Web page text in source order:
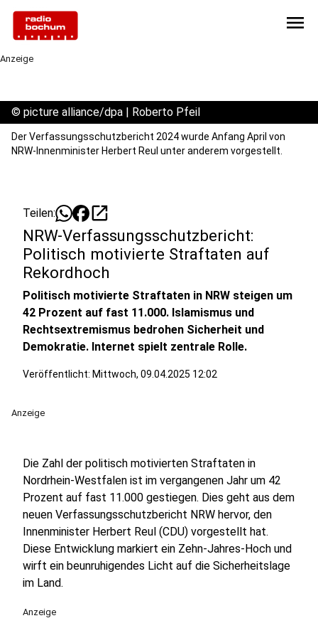
menu
Anzeige
© picture alliance/dpa | Roberto Pfeil
Der Verfassungsschutzbericht 2024 wurde Anfang April von
NRW-Innenminister Herbert Reul unter anderem vorgestellt.
Teilen: open_in_new
NRW-Verfassungsschutzbericht:
Politisch motivierte Straftaten auf
Rekordhoch
Politisch motivierte Straftaten in NRW steigen um
42 Prozent auf fast 11.000. Islamismus und
Rechtsextremismus bedrohen Sicherheit und
Demokratie. Internet spielt zentrale Rolle.
Veröffentlicht: Mittwoch, 09.04.2025 12:02
Anzeige
Die Zahl der politisch motivierten Straftaten in
Nordrhein-Westfalen ist im vergangenen Jahr um 42
Prozent auf fast 11.000 gestiegen. Dies geht aus dem
neuen Verfassungsschutzbericht NRW hervor, den
Innenminister Herbert Reul (CDU) vorgestellt hat.
Diese Entwicklung markiert ein Zehn-Jahres-Hoch und
wirft ein beunruhigendes Licht auf die Sicherheitslage
im Land.
Anzeige